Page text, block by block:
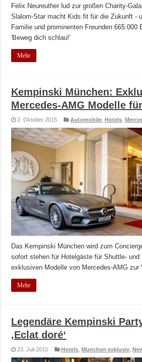
Felix Neureuther lud zur großen Charity-
Slalom-Star macht Kids fit für die Zukunft -
Familie und prominenten Freunden 665.000
'Beweg dich schlau!'
Mehr
Kempinski München:
Mercedes-AMG Modelle
2. Oktober 2015 Automobile ,Hotels ,
Das Kempinski München wird zum
sofort stehen für Hotelgäste für Shuttle- und
exklusiven Modelle von Mercedes-AMG zur
Mehr
Legendäre Kempinski
‚Eclat doré‘
23. Juli 2015 Hotels München exklusiv